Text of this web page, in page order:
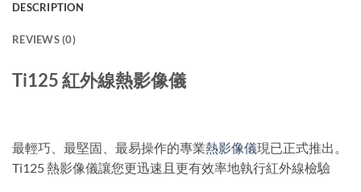
DESCRIPTION
REVIEWS (0)
Ti125 紅外線熱影像儀
最輕巧、最堅固、最易操作的專業熱影像儀現已正式推出。
Ti125 熱影像儀讓您更迅速且更有效率地執行紅外線檢驗